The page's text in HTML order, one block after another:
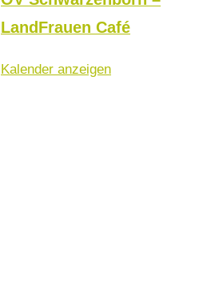
LandFrauen Café
Kalender anzeigen